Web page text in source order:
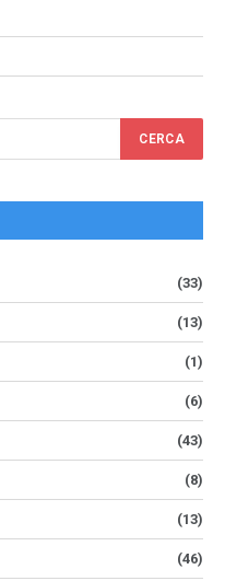
(33)
(13)
(1)
(6)
(43)
(8)
(13)
(46)